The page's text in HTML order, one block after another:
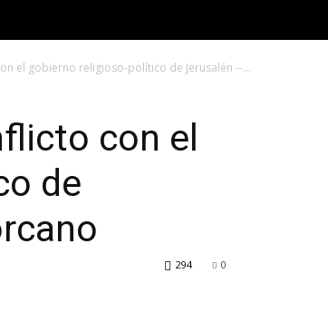
el gobierno religioso-político de Jerusalén --...
con el
de
0
294